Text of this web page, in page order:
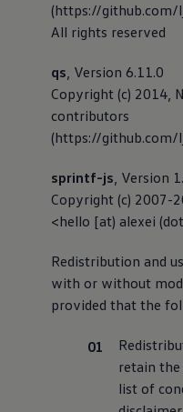
(https://
All rights reserved
qs, Version 6.11.0
Copyright (c) 2014,
contributors
(https://
sprintf-js, Version
Copyright (c) 2007-
<hello [at) alexei
Redistribution and
with or without
provided that the
retain
list of